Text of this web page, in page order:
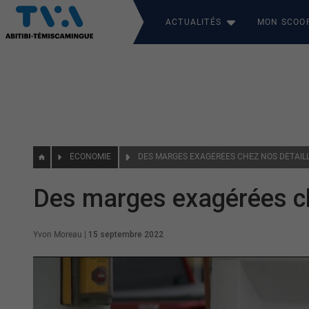
ACTUALITÉS MON
ÉCONOMIE DES MARGES EXAGÉRÉES CHEZ NOS
Des marges exagérées
Yvon Moreau 15 septembre 2022